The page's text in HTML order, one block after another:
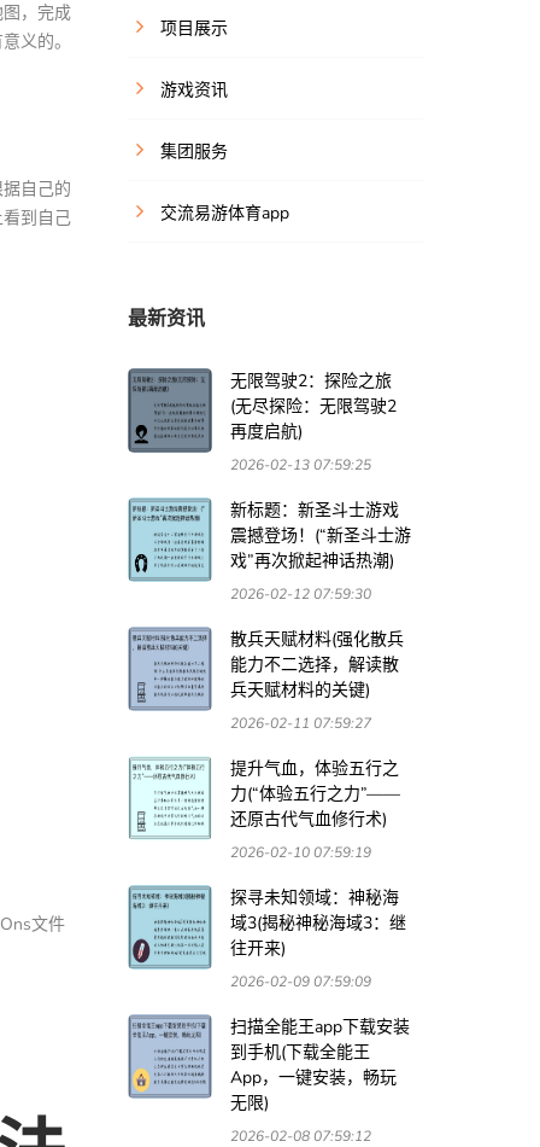
，完成
义的。
自己的
到自己
文件
项目展示
游戏资讯
集团服务
交流易游体育app
最新资讯
无限驾驶2：探险之旅
(无尽探险：无限驾驶2
再度启航)
2026-02-13 07:59:25
新标题：新圣斗士游戏
震撼登场！(“新圣斗士游
戏”再次掀起神话热潮)
2026-02-12 07:59:30
散兵天赋材料(强化散兵
能力不二选择，解读散
兵天赋材料的关键)
2026-02-11 07:59:27
提升气血，体验五行之
力(“体验五行之力”——
还原古代气血修行术)
2026-02-10 07:59:19
探寻未知领域：神秘海
域3(揭秘神秘海域3：继
往开来)
2026-02-09 07:59:09
扫描全能王app下载安装
到手机(下载全能王
App，一键安装，畅玩
无限)
2026-02-08 07:59:12